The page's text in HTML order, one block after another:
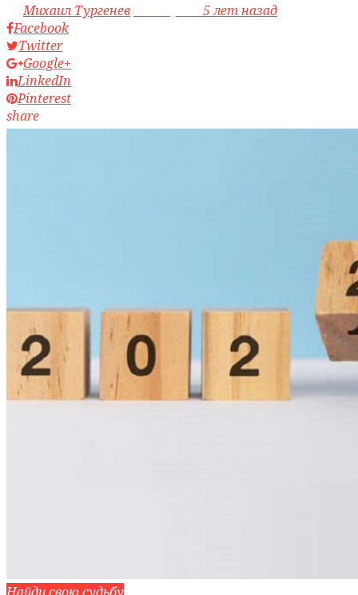
byМихаил Тургенев
5 лет назад
Facebook
Twitter
Google+
LinkedIn
Pinterest
share